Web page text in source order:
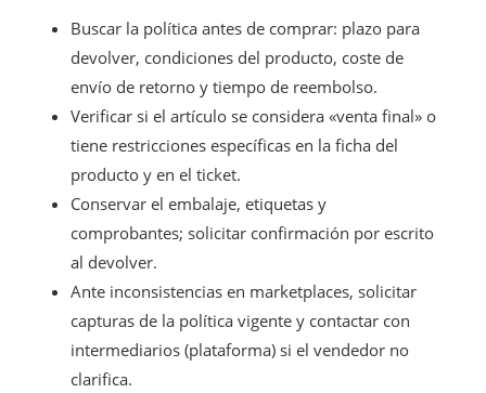
Buscar la política antes de comprar: plazo para
devolver, condiciones del producto, coste de
envío de retorno y tiempo de reembolso.
Verificar si el artículo se considera «venta final» o
tiene restricciones específicas en la ficha del
producto y en el ticket.
Conservar el embalaje, etiquetas y
comprobantes; solicitar confirmación por escrito
al devolver.
Ante inconsistencias en marketplaces, solicitar
capturas de la política vigente y contactar con
intermediarios (plataforma) si el vendedor no
clarifica.